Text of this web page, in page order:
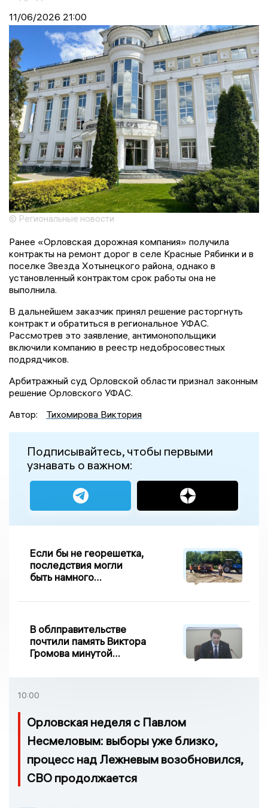
11/06/2026 21:00
© Региональные новости
Ранее «Орловская дорожная компания» получила
контракты на ремонт дорог в селе Красные Рябинки и в
поселке Звезда Хотынецкого района, однако в
установленный контрактом срок работы она не
выполнила.
В дальнейшем заказчик принял решение расторгнуть
контракт и обратиться в региональное УФАС.
Рассмотрев это заявление, антимонопольщики
включили компанию в реестр недобросовестных
подрядчиков.
Арбитражный суд Орловской области признал законным
решение Орловского УФАС.
Автор:
Тихомирова Виктория
Подписывайтесь, чтобы первыми
узнавать о важном:
Если бы не георешетка,
последствия могли
быть намного
сходе песка на
В облправительстве
почтили память Виктора
Громова минутой
10:00
Орловская неделя с Павлом
Несмеловым: выборы уже близко,
процесс над Лежневым возобновился,
СВО продолжается